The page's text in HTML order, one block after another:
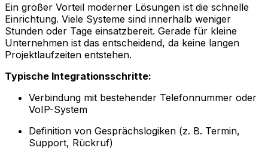
Ein großer Vorteil moderner Lösungen ist die schnelle
Einrichtung. Viele Systeme sind innerhalb weniger
Stunden oder Tage einsatzbereit. Gerade für kleine
Unternehmen ist das entscheidend, da keine langen
Projektlaufzeiten entstehen.
Typische Integrationsschritte:
Verbindung mit bestehender Telefonnummer oder
VoIP-System
Definition von Gesprächslogiken (z. B. Termin,
Support, Rückruf)